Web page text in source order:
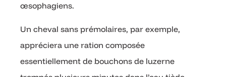
œsophagiens.
Un cheval sans prémolaires, par exemple,
appréciera une ration composée
essentiellement de bouchons de luzerne